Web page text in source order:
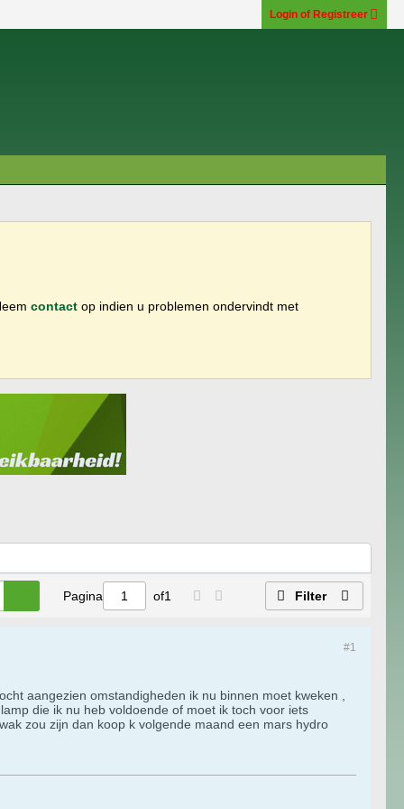
Login of Registreer
contact op indien u problemen ondervindt met
Pagina of1 Filter
#1
aangezien omstandigheden ik nu binnen moet kweken ,
die ik nu heb voldoende of moet ik toch voor iets
zou zijn dan koop k volgende maand een mars hydro